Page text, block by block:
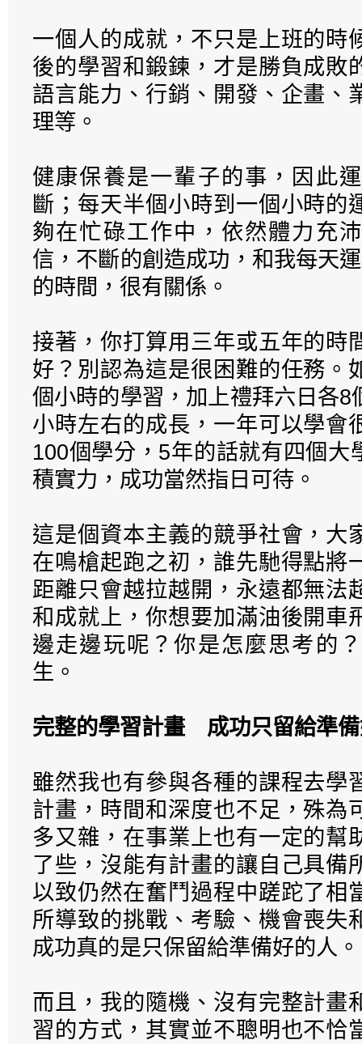
一個人的成就，不只是上班的時
後的學習和鍛鍊，才是勝負成敗
語言能力、行銷、開發、企畫、
理等。
健康保養是一輩子的事，因此
斷；每天半個小時到一個小時的
夠在忙碌工作中，依然體力充
信，不斷的創造成功，和我每天
的時間，很有關係。
接著，你打算用三年或五年的時
好？別認為這是很困難的任務。
個小時的學習，加上禮拜六日各8
小時左右的成長，一年可以學會
100個學分，5年的話就有四個大
積實力，成功當然指日可待。
這是個資本主義的競爭社會，大
在鳴槍起跑之初，誰先馳得點將
距離只會越拉越開，永遠都無法
和成就上，你想要加滿油後開車
邊走邊玩呢？你是怎麼思考的
生。
完整的學習計畫 成功只留給準
雖然我也有參與各種的課程去學
計畫，時間和深度也不足，殊為
多又雜，在事業上也有一定的幫
了些，沒能有計畫的讓自己具備
以致仍然在奮鬥過程中蹉跎了相
所導致的挑戰、考驗、機會喪失
成功真的是只保留給準備好的人。
而且，我的隨機、沒有完整計畫
習的方式，其實並不聰明也不恰